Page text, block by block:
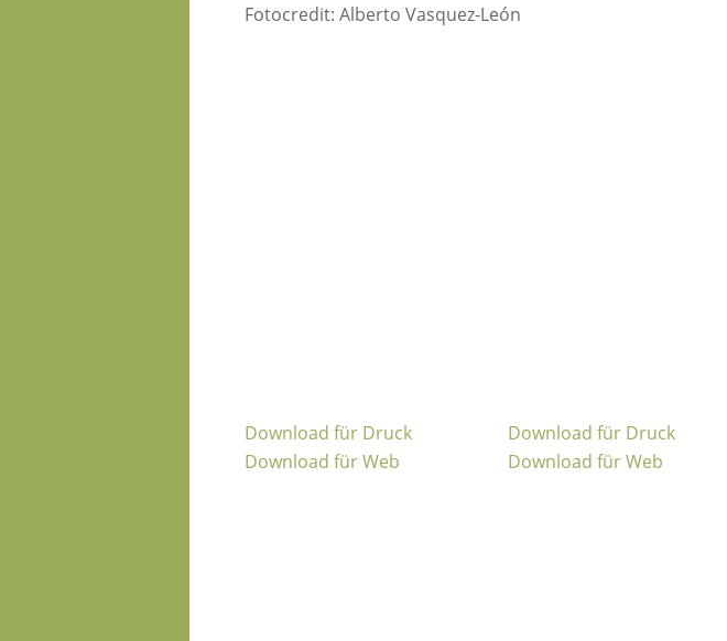
Fotocredit: Alberto Vasquez-León
Download für Druck
Download für Web
Download für Druck
Download für Web